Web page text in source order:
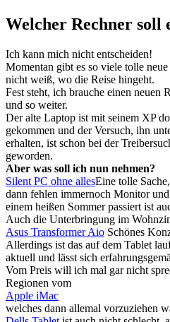
Welcher Rechner soll
Ich kann mich nicht entscheiden!
Momentan gibt es so viele tolle
nicht weiß, wo die Reise hingeht.
Fest steht, ich brauche einen neuen
und so weiter.
Der alte Laptop ist mit seinem XP
gekommen und der Versuch, ihn
erhalten, ist schon bei der
geworden.
Aber was soll ich nun nehmen?
Silent PC ohne allesEine tolle
dann fehlen immernoch Monitor
einem heißen Sommer passiert ist
Auch die Unterbringung im
Asus Transformer Aio Schönes
Allerdings ist das auf dem Tablet
aktuell und lässt sich
Vom Preis will ich mal gar nicht
Regionen vom
Apple iMac
welches dann allemal vorzuziehen